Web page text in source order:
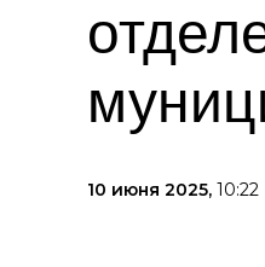
10 июня 2025, 10:22